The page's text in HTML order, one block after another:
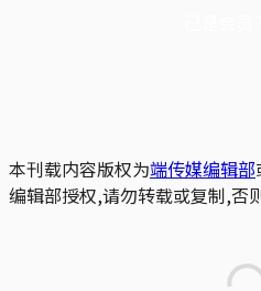
本刊载内容版权为端传媒编辑部
编辑部授权,请勿转载或复制,否